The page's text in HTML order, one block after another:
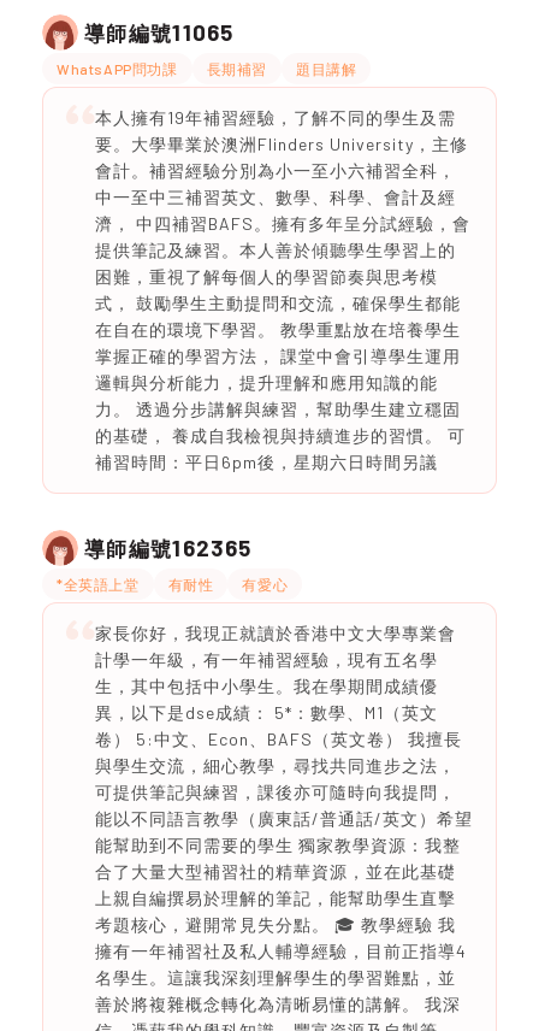
導師編號11065
WhatsAPP問功課 長期補習 題目講解
本人擁有19年補習經驗，了解不同的學生及需
要。大學畢業於澳洲Flinders University，主修
會計。補習經驗分別為小一至小六補習全科，
中一至中三補習英文、數學、科學、會計及經
濟， 中四補習BAFS。擁有多年呈分試經驗，會
提供筆記及練習。本人善於傾聽學生學習上的
困難，重視了解每個人的學習節奏與思考模
式， 鼓勵學生主動提問和交流，確保學生都能
在自在的環境下學習。 教學重點放在培養學生
掌握正確的學習方法， 課堂中會引導學生運用
邏輯與分析能力，提升理解和應用知識的能
力。 透過分步講解與練習，幫助學生建立穩固
的基礎， 養成自我檢視與持續進步的習慣。 可
補習時間：平日6pm後，星期六日時間另議
導師編號162365
*全英語上堂 有耐性 有愛心
家長你好，我現正就讀於香港中文大學專業會
計學一年級，有一年補習經驗，現有五名學
生，其中包括中小學生。我在學期間成績優
異，以下是dse成績： 5*：數學、M1（英文
卷） 5:中文、Econ、BAFS（英文卷） 我擅長
與學生交流，細心教學，尋找共同進步之法，
可提供筆記與練習，課後亦可隨時向我提問，
能以不同語言教學（廣東話/普通話/英文）希望
能幫助到不同需要的學生 獨家教學資源：我整
合了大量大型補習社的精華資源，並在此基礎
上親自編撰易於理解的筆記，能幫助學生直擊
考題核心，避開常見失分點。 🎓 教學經驗 我
擁有一年補習社及私人輔導經驗，目前正指導4
名學生。這讓我深刻理解學生的學習難點，並
善於將複雜概念轉化為清晰易懂的講解。 我深